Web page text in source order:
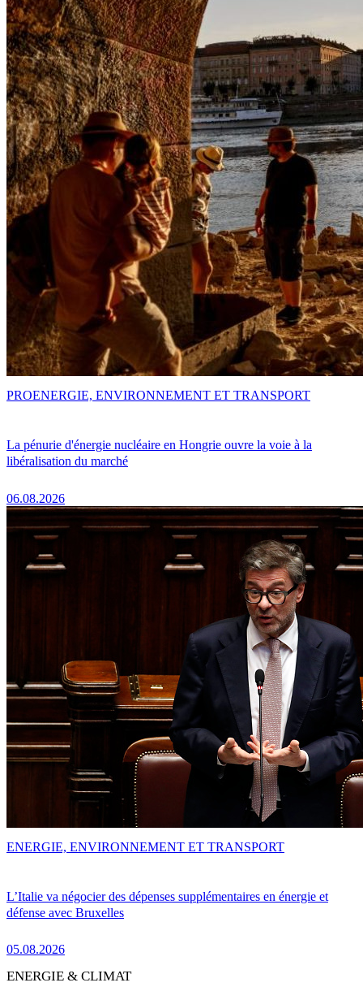
La pénurie d'énergie nucléaire en Hongrie ouvre la voie à la
libéralisation du marché
06.08.2026
PROENERGIE, ENVIRONNEMENT ET TRANSPORT
L’Italie va négocier des dépenses supplémentaires en énergie et
défense avec Bruxelles
05.08.2026
ENERGIE, ENVIRONNEMENT ET TRANSPORT
ENERGIE & CLIMAT